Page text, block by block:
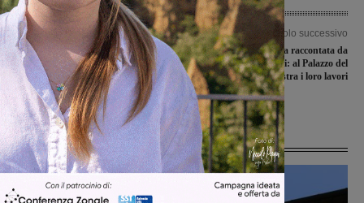
Articolo precedente
Gli studenti del Giovanni da San
Giovanni si mobilitano per la
Giornata contro la violenza sulle
donne
Articolo successivo
La Festa della Toscana raccontata da
bambini e ragazzi: al Palazzo del
Podestà in mostra i loro lavori
Ultime Notizie